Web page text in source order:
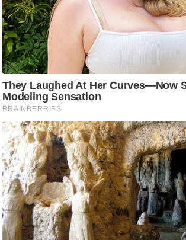
ली
वु
ड
फि
ल्म
स
मी
क्षा
B
r
e
a
k
i
n